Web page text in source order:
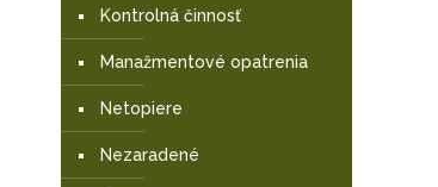
Kontrolná činnosť
Manažmentové opatrenia
Netopiere
Nezaradené